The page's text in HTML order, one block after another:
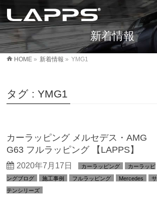
新着情報
HOME » 新着情報 » YMG1
タグ : YMG1
カーラッピング メルセデス・AMG
G63 フルラッピング 【LAPPS】
2020年7月17日 カーラッピング
カーラッピ
ングブログ
施工事例 フルラッピング Mercedes
サ
テンシリーズ